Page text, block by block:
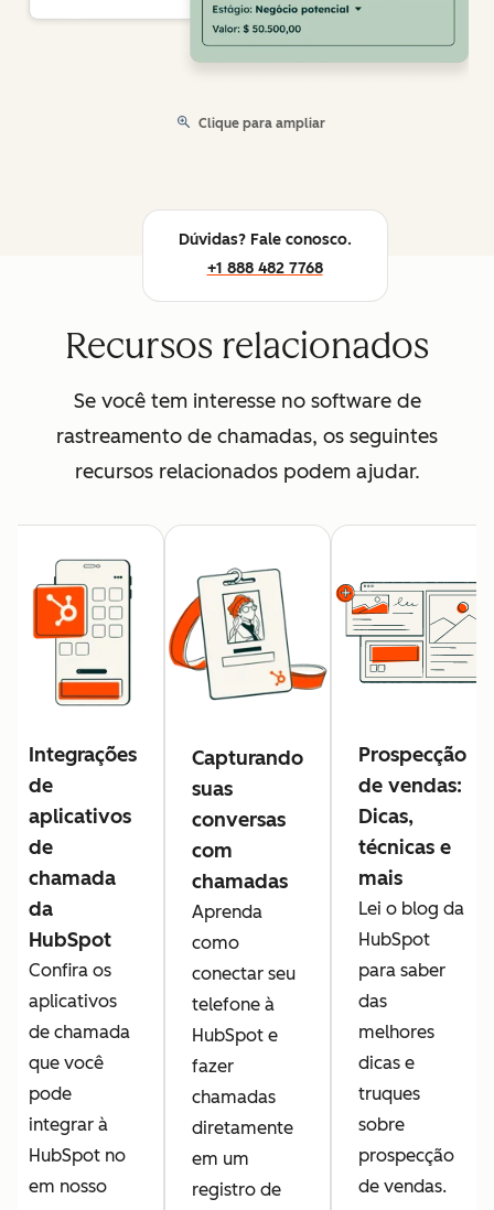
Clique para ampliar
Dúvidas? Fale conosco.
+1 888 482 7768
Recursos relacionados
Se você tem interesse no software de
rastreamento de chamadas, os seguintes
recursos relacionados podem ajudar.
Integrações
de
aplicativos
de
chamada
da
HubSpot
Confira os
aplicativos
de chamada
que você
pode
integrar à
HubSpot no
em nosso
Capturando
suas
conversas
com
chamadas
Aprenda
como
conectar seu
telefone à
HubSpot e
fazer
chamadas
diretamente
em um
registro de
Prospecção
de vendas:
Dicas,
técnicas e
mais
Lei o blog da
HubSpot
para saber
das
melhores
dicas e
truques
sobre
prospecção
de vendas.